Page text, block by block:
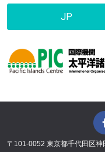
JP
〒101-0052 東京都千代田区